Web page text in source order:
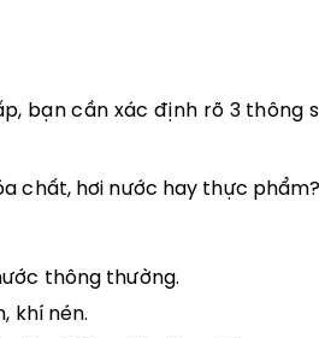
bạn cần xác định rõ 3 thông
chất, hơi nước hay thực
thông thường.
khí nén.